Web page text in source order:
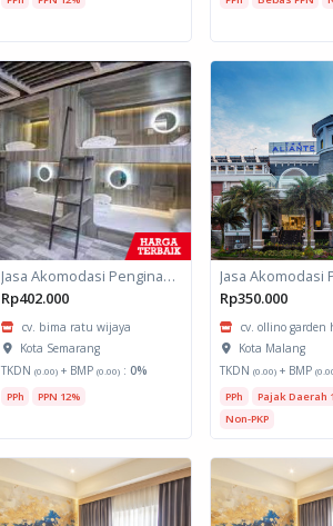
Jasa Akomodasi Penginapan
Rp402.000
cv. bima ratu wijaya
Kota Semarang
TKDN (0.00)+ BMP (0.00): 0%
PPh PPN 12%
Rp350.000
cv. ollino garden
Kota Malang
TKDN(0.00) + BMP
PPh
Pajak Daerah
Non-PKP